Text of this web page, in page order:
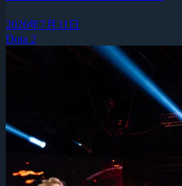
2026年7月31日
Dota 2